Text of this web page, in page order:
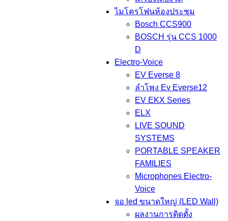
ไมโครโฟนห้องประชุม
Bosch CCS900
BOSCH รุ่น CCS 1000
D
Electro-Voice
EV Everse 8
ลำโพง Ev Everse12
EV EKX Series
ELX
LIVE SOUND
SYSTEMS
PORTABLE SPEAKER
FAMILIES
Microphones Electro-
Voice
จอ led ขนาดใหญ่ (LED Wall)
ผลงานการติดตั้ง